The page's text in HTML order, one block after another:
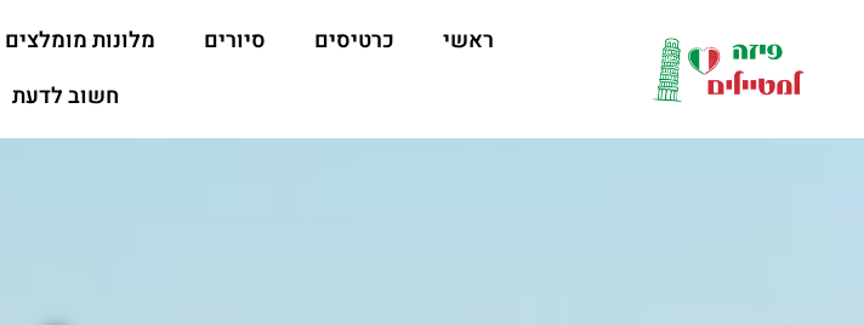
ראשי כרטיסים סיורים מלונות מומלצים
חשוב לדעת